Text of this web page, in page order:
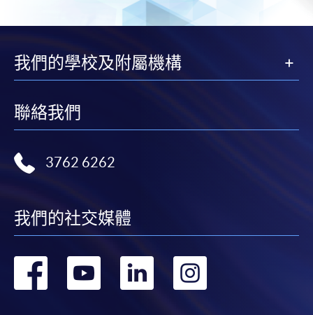
在網上報名過程中，付款成功後，網頁將顯示付款
除特殊情況(例如課程因報名人數不足而被取消)及
如須甄選入學，則正式收據並不可作為 閣下已獲
取錄的證明。學院將在截止報名日期後儘快通知申
學費。
免責聲明
本學院為學院開設的其中一些課程提供在線服務的平台。雖然
本學院會力求在有關網頁上刊載的資訊正確和合時，但本學院
我們的學校及附屬機構
聯絡我們
3762 6262
我們的社交媒體
轉 轉 轉 轉